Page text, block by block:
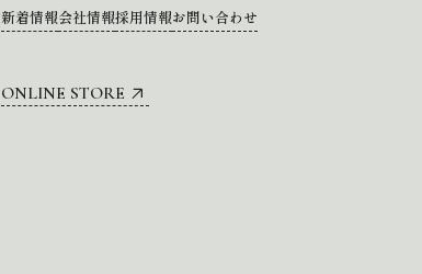
新着情報会社情報採用情報お問い合わせ
ONLINE STORE